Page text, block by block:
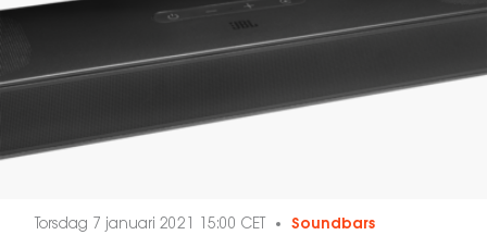
Torsdag 7 januari 2021 15:00 CET Soundbars